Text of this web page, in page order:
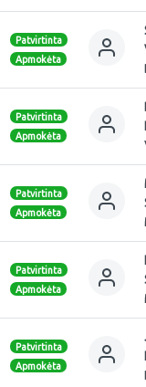
Patvirtinta
Apmokėta
Patvirtinta
Apmokėta
Patvirtinta
Apmokėta
Patvirtinta
Apmokėta
Patvirtinta
Apmokėta